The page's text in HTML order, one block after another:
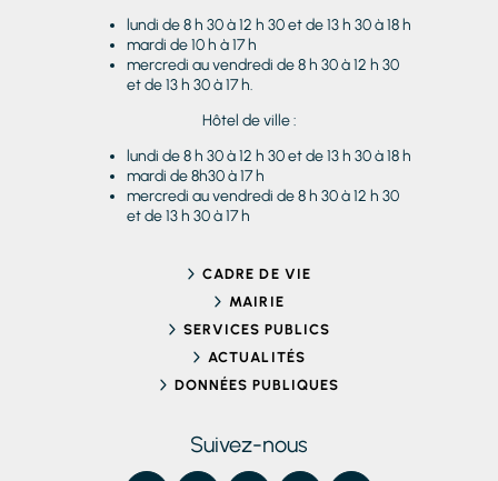
lundi de 8 h 30 à 12 h 30 et de 13 h 30 à 18 h
mardi de 10 h à 17 h
mercredi au vendredi de 8 h 30 à 12 h 30
et de 13 h 30 à 17 h.
Hôtel de ville :
lundi de 8 h 30 à 12 h 30 et de 13 h 30 à 18 h
mardi de 8h30 à 17 h
mercredi au vendredi de 8 h 30 à 12 h 30
et de 13 h 30 à 17 h
CADRE DE VIE
MAIRIE
SERVICES PUBLICS
ACTUALITÉS
DONNÉES PUBLIQUES
Suivez-nous